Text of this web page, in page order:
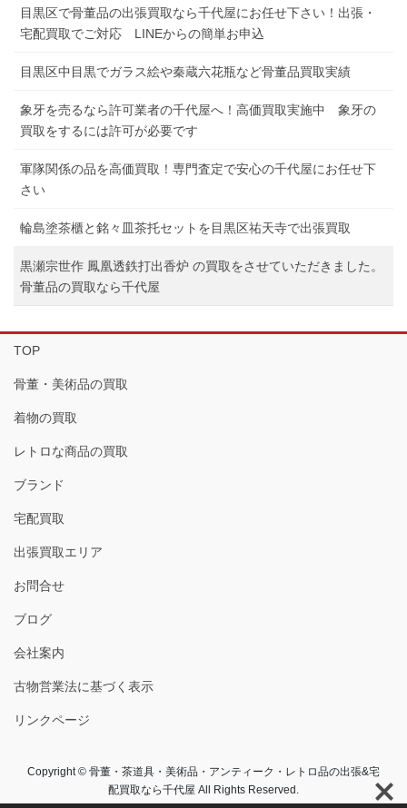
目黒区で骨董品の出張買取なら千代屋にお任せ下さい！出張・
宅配買取でご対応 LINEからの簡単お申込
目黒区中目黒でガラス絵や秦蔵六花瓶など骨董品買取実績
象牙を売るなら許可業者の千代屋へ！高価買取実施中 象牙の
買取をするには許可が必要です
軍隊関係の品を高価買取！専門査定で安心の千代屋にお任せ下
さい
輪島塗茶櫃と銘々皿茶托セットを目黒区祐天寺で出張買取
黒瀬宗世作 鳳凰透鉄打出香炉 の買取をさせていただきました。
骨董品の買取なら千代屋
TOP
骨董・美術品の買取
着物の買取
レトロな商品の買取
ブランド
宅配買取
出張買取エリア
お問合せ
ブログ
会社案内
古物営業法に基づく表示
リンクページ
Copyright © 骨董・茶道具・美術品・アンティーク・レトロ品の出張&宅
配買取なら千代屋 All Rights Reserved.